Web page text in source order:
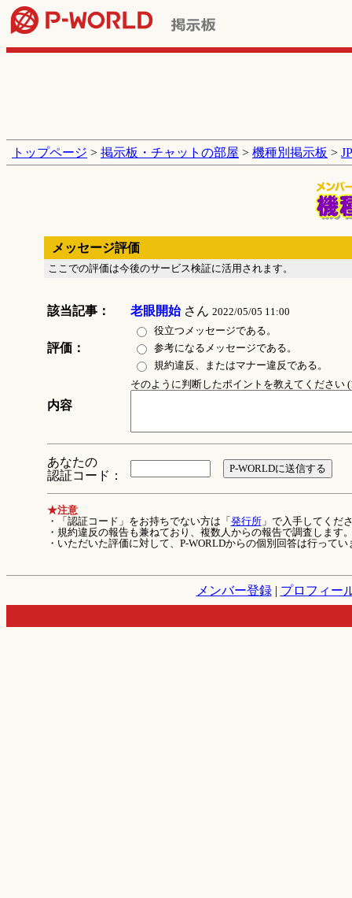
トップページ > 掲示板・チャットの部屋 > 機種別掲示板 >
メッセージ評価
ここでの評価は今後のサービス検証に活用されます。
該当記事： 老眼開始さん 2022/05/05 11:00
評価：
役立つメッセージである。
参考になるメッセージである。
規約違反、またはマナー違反である。
内容
そのように判断したポイントを教えてください
あなたの
認証コード：
★注意
・「認証コード」をお持ちでない方は「 発行所」で入手してくだ
・規約違反の報告も兼ねており、複数人からの報告で調査します
・いただいた評価に対して、P-WORLDからの個別回答は行ってい
メンバー登録| プロフィー